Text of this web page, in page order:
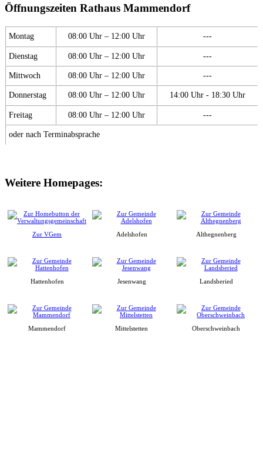
Öffnungszeiten Rathaus Mammendorf
Montag 08:00 Uhr – 12:00 Uhr ---
Dienstag 08:00 Uhr – 12:00 Uhr ---
Mittwoch 08:00 Uhr – 12:00 Uhr ---
Donnerstag 08:00 Uhr – 12:00 Uhr 14:00 Uhr - 18:30 Uhr
Freitag 08:00 Uhr – 12:00 Uhr ---
oder nach Terminabsprache
Weitere Homepages:
Zur VGem Adelshofen Althegnenberg
Hattenhofen Jesenwang Landsberied
Mammendorf Mittelstetten Oberschweinbach